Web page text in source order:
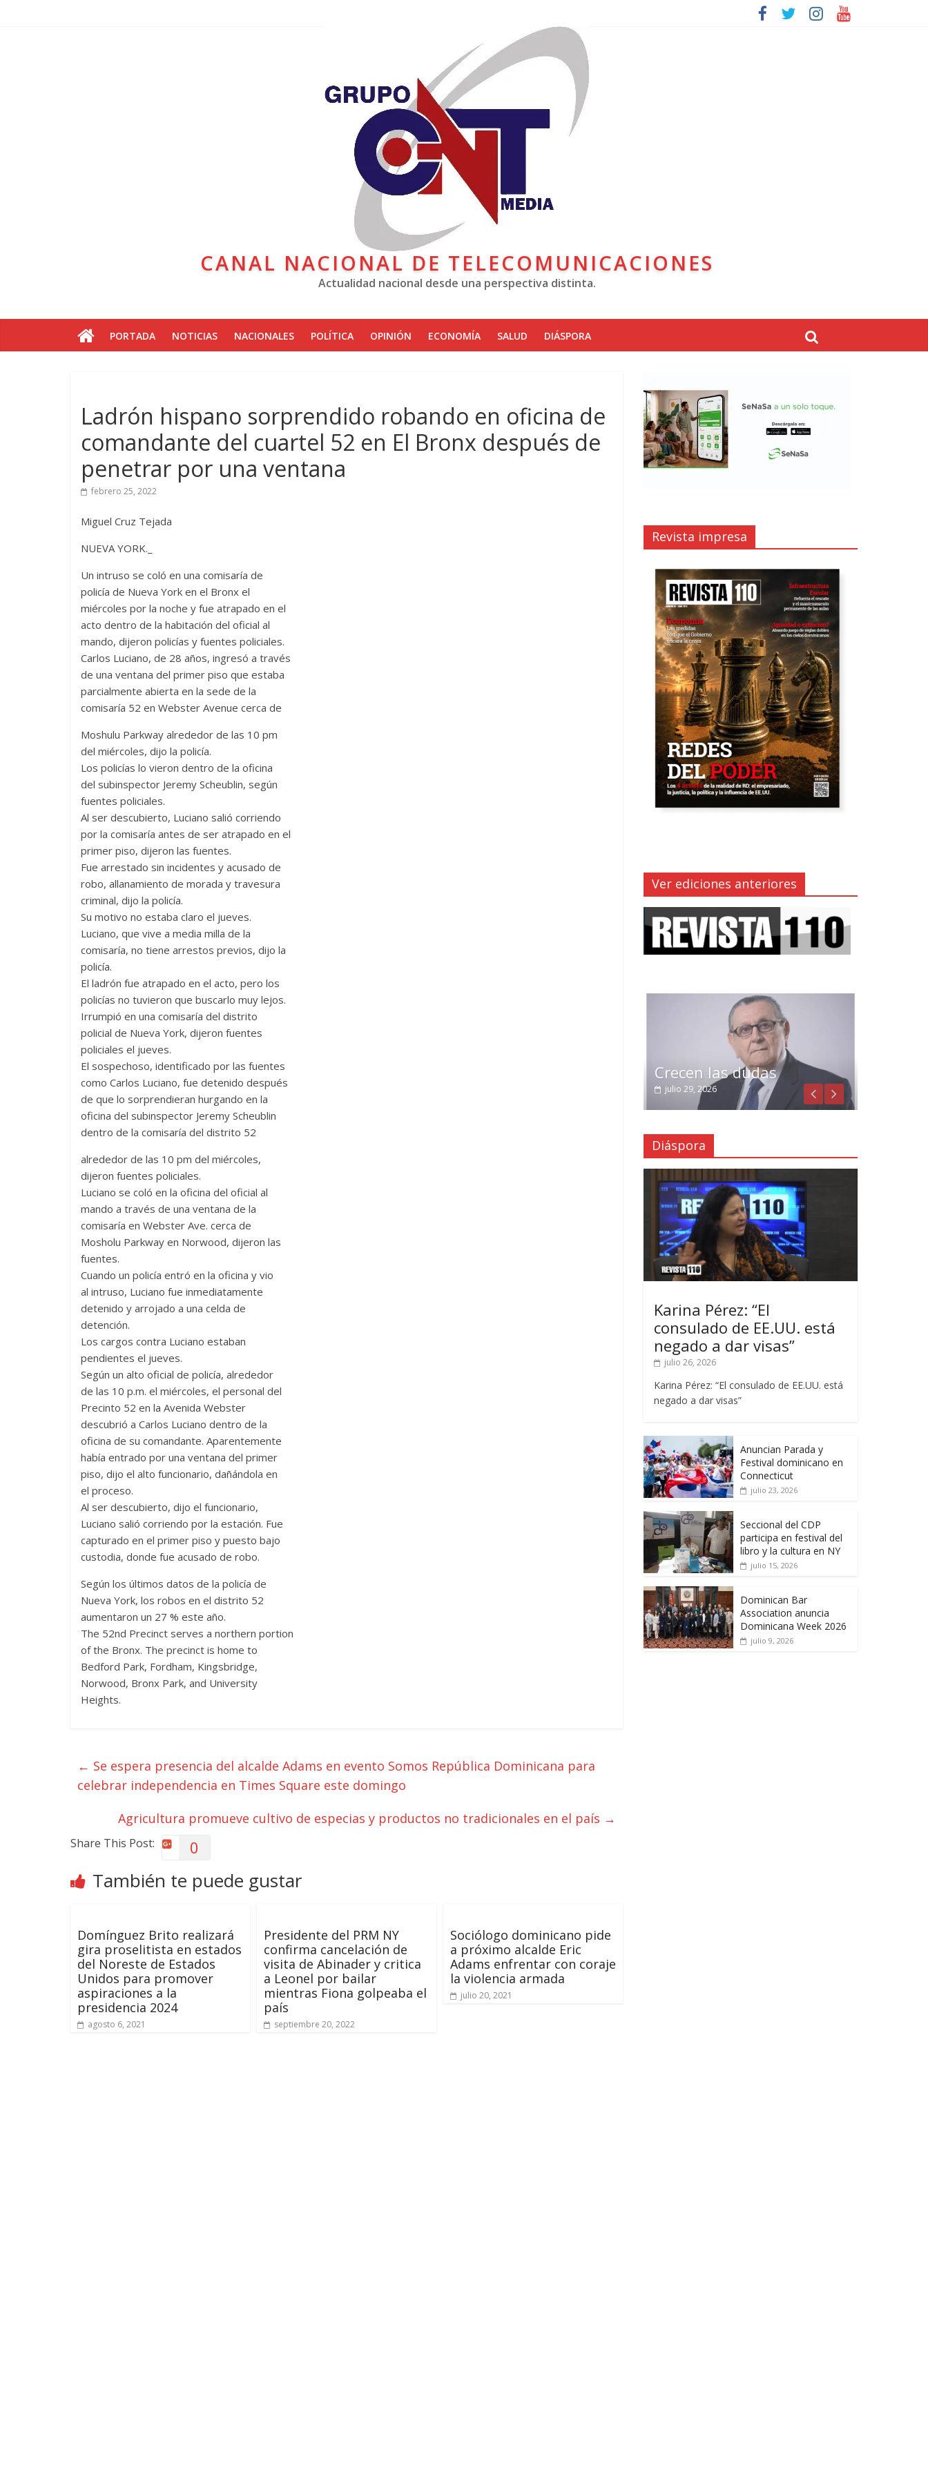
CANAL NACIONAL DE TELECOMUNICACIONES
Actualidad nacional desde una perspectiva distinta.
PORTADA NOTICIAS NACIONALES POLÍTICA OPINIÓN ECONOMÍA SALUD DIÁSPORA
Ladrón hispano sorprendido robando en oficina de
comandante del cuartel 52 en El Bronx después de
penetrar por una ventana
febrero 25, 2022
Miguel Cruz Tejada
NUEVA YORK._
Un intruso se coló en una comisaría de
policía de Nueva York en el Bronx el
miércoles por la noche y fue atrapado en el
acto dentro de la habitación del oficial al
mando, dijeron policías y fuentes policiales.
Carlos Luciano, de 28 años, ingresó a través
de una ventana del primer piso que estaba
parcialmente abierta en la sede de la
comisaría 52 en Webster Avenue cerca de
Moshulu Parkway alrededor de las 10 pm
del miércoles, dijo la policía.
Los policías lo vieron dentro de la oficina
del subinspector Jeremy Scheublin, según
fuentes policiales.
Al ser descubierto, Luciano salió corriendo
por la comisaría antes de ser atrapado en el
primer piso, dijeron las fuentes.
Fue arrestado sin incidentes y acusado de
robo, allanamiento de morada y travesura
criminal, dijo la policía.
Su motivo no estaba claro el jueves.
Luciano, que vive a media milla de la
comisaría, no tiene arrestos previos, dijo la
policía.
El ladrón fue atrapado en el acto, pero los
policías no tuvieron que buscarlo muy lejos.
Irrumpió en una comisaría del distrito
policial de Nueva York, dijeron fuentes
policiales el jueves.
El sospechoso, identificado por las fuentes
como Carlos Luciano, fue detenido después
de que lo sorprendieran hurgando en la
oficina del subinspector Jeremy Scheublin
dentro de la comisaría del distrito 52
alrededor de las 10 pm del miércoles,
dijeron fuentes policiales.
Luciano se coló en la oficina del oficial al
mando a través de una ventana de la
comisaría en Webster Ave. cerca de
Mosholu Parkway en Norwood, dijeron las
fuentes.
Cuando un policía entró en la oficina y vio
al intruso, Luciano fue inmediatamente
detenido y arrojado a una celda de
detención.
Los cargos contra Luciano estaban
pendientes el jueves.
Según un alto oficial de policía, alrededor
de las 10 p.m. el miércoles, el personal del
Precinto 52 en la Avenida Webster
descubrió a Carlos Luciano dentro de la
oficina de su comandante. Aparentemente
había entrado por una ventana del primer
piso, dijo el alto funcionario, dañándola en
el proceso.
Al ser descubierto, dijo el funcionario,
Luciano salió corriendo por la estación. Fue
capturado en el primer piso y puesto bajo
custodia, donde fue acusado de robo.
Según los últimos datos de la policía de
Nueva York, los robos en el distrito 52
aumentaron un 27 % este año.
The 52nd Precinct serves a northern portion
of the Bronx. The precinct is home to
Bedford Park, Fordham, Kingsbridge,
Norwood, Bronx Park, and University
Heights.
← Se espera presencia del alcalde Adams en evento Somos República Dominicana para
celebrar independencia en Times Square este domingo
Agricultura promueve cultivo de especias y productos no tradicionales en el país →
Share This Post: 0
También te puede gustar
Domínguez Brito realizará
gira proselitista en estados
del Noreste de Estados
Unidos para promover
aspiraciones a la
presidencia 2024
agosto 6, 2021
Presidente del PRM NY
confirma cancelación de
visita de Abinader y critica
a Leonel por bailar
mientras Fiona golpeaba el
país
septiembre 20, 2022
Sociólogo dominicano pide
a próximo alcalde Eric
Adams enfrentar con coraje
la violencia armada
julio 20, 2021
Revista impresa
Ver ediciones anteriores
Crecen las dudas
julio 29, 2026
Diáspora
Karina Pérez: “El
consulado de EE.UU. está
negado a dar visas”
julio 26, 2026
Karina Pérez: “El consulado de EE.UU. está
negado a dar visas”
Anuncian Parada y
Festival dominicano en
Connecticut
julio 23, 2026
Seccional del CDP
participa en festival del
libro y la cultura en NY
julio 15, 2026
Dominican Bar
Association anuncia
Dominicana Week 2026
julio 9, 2026